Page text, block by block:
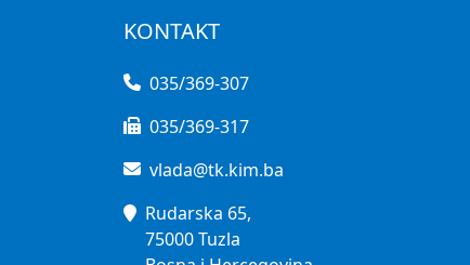
KONTAKT
035/369-307
035/369-317
vlada@tk.kim.ba
Rudarska 65,
75000 Tuzla